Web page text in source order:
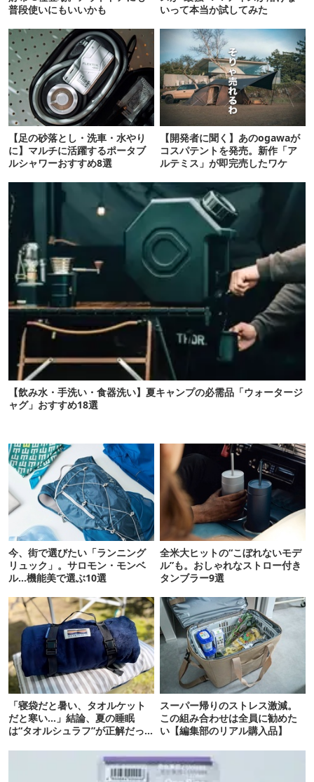
普段使いにもいいかも
いって本当か試してみた
【足の砂落とし・洗車・水やり
に】マルチに活躍するポータブ
ルシャワーおすすめ8選
【開発者に聞く】あのogawaが
コスパテントを発売。新作「ア
ルテミス」が即完売したワケ
【飲み水・手洗い・食器洗い】夏キャンプの必需品「ウォータージ
ャグ」おすすめ18選
今、街で選びたい「ランニング
リュック」。サロモン・モンベ
ル…機能美で選ぶ10選
全米大ヒットの“こぼれないモデ
ル”も。おしゃれなストロー付き
タンブラー9選
「寝袋だと暑い、タオルケット
だと寒い…」結論、夏の睡眠
は“タオルシュラフ”が正解だっ
スーパー帰りのストレス激減。
この組み合わせは全員に勧めた
い【編集部のリアル購入品】